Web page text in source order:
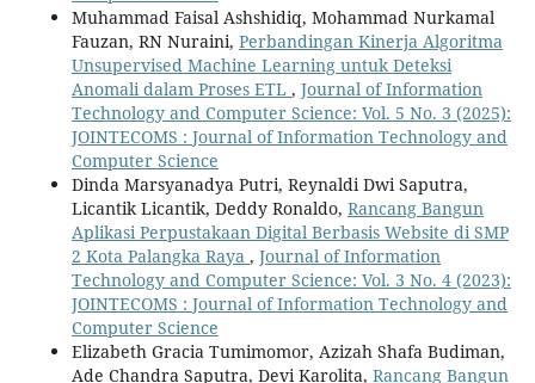
Muhammad Faisal Ashshidiq, Mohammad Nurkamal
Fauzan, RN Nuraini, Perbandingan Kinerja Algoritma
Unsupervised Machine Learning untuk Deteksi
Anomali dalam Proses ETL , Journal of Information
Technology and Computer Science: Vol. 5 No. 3 (2025):
JOINTECOMS : Journal of Information Technology and
Computer Science
Dinda Marsyanadya Putri, Reynaldi Dwi Saputra,
Licantik Licantik, Deddy Ronaldo, Rancang Bangun
Aplikasi Perpustakaan Digital Berbasis Website di SMP
2 Kota Palangka Raya , Journal of Information
Technology and Computer Science: Vol. 3 No. 4 (2023):
JOINTECOMS : Journal of Information Technology and
Computer Science
Elizabeth Gracia Tumimomor, Azizah Shafa Budiman,
Ade Chandra Saputra, Devi Karolita, Rancang Bangun